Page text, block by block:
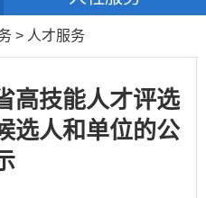
> 人才服务
高技能人才评选
选人和单位的公